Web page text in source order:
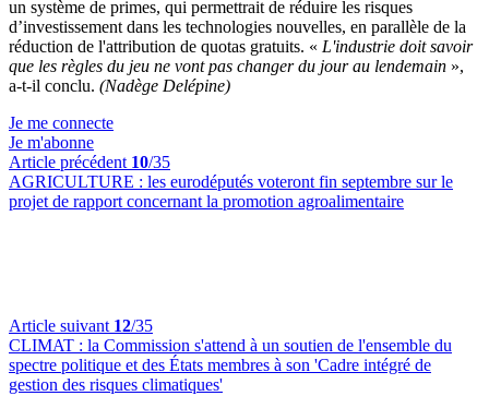
un système de primes, qui permettrait de réduire les risques
d’investissement dans les technologies nouvelles, en parallèle de la
réduction de l'attribution de quotas gratuits. « L'industrie doit savoir
que les règles du jeu ne vont pas changer du jour au lendemain »,
a-t-il conclu. (Nadège Delépine)
Je me connecte
Je m'abonne
Article précédent 10/35
AGRICULTURE : les eurodéputés voteront fin septembre sur le
projet de rapport concernant la promotion agroalimentaire
Article suivant 12/35
CLIMAT : la Commission s'attend à un soutien de l'ensemble du
spectre politique et des États membres à son 'Cadre intégré de
gestion des risques climatiques'